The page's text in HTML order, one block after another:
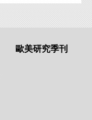
歐美研究季刊